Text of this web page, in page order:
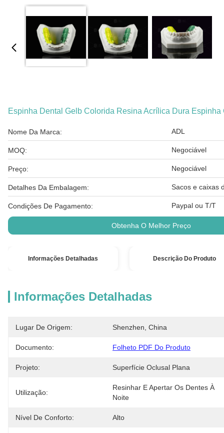
Espinha Dental Gelb Colorida Resina Acrílica Dura
Nome Da Marca: ADL
MOQ: Negociável
Preço: Negociável
Detalhes Da Embalagem: Sacos e caixas
Condições De Pagamento: Paypal ou T/T
Obtenha O Melhor Preço
Informações Detalhadas Descrição Do Produto
Informações Detalhadas
Lugar De Origem: Shenzhen, China
Documento: Folheto PDF Do Produto
Projeto: Superfície Oclusal Plana
Utilização:
Resinhar E Apertar Os Dentes À
Noite
Nível De Conforto: Alto